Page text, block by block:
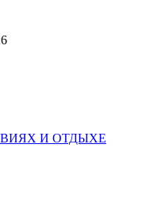
И ОТДЫХЕ